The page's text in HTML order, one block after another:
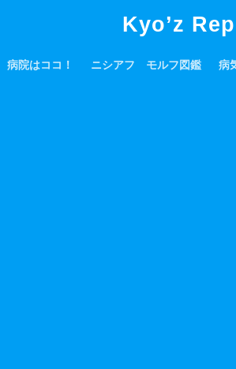
Kyo’z Rep
病院はココ！ ニシアフ モルフ図鑑 病